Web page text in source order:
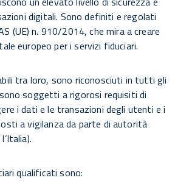
digitali. Sono definiti e regolati
(UE) n. 910/2014, che mira a creare
europeo per i servizi fiduciari.
tra loro, sono riconosciuti in tutti gli
soggetti a rigorosi requisiti di
i dati e le transazioni degli utenti e i
a vigilanza da parte di autorità
qualificati sono: